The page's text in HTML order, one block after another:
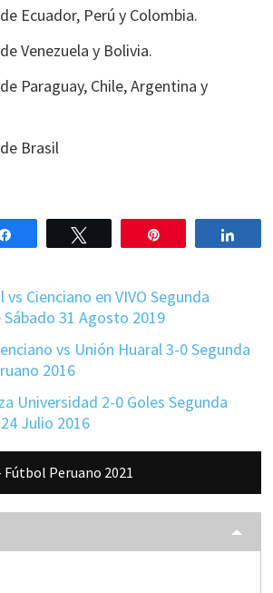
Ecuador, Perú y Colombia.
Venezuela y Bolivia.
Paraguay, Chile, Argentina y
Brasil
Compartir
Cienciano en VIVO Segunda
31 Agosto 2019
vs Unión Huaral 3-0 Segunda
2016
Universidad 2-0 Goles Segunda
Julio 2016
Peruano 2021